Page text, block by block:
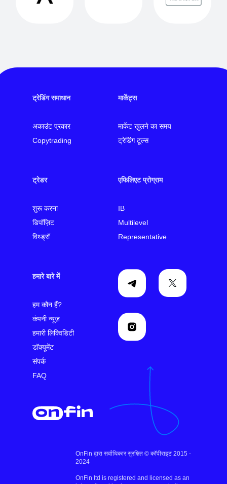
ट्रेडिंग समाधान
अकाउंट प्रकार
Copytrading
मार्केट्स
मार्केट खुलने का समय
ट्रेडिंग टूल्स
ट्रेडर
शुरू करना
डिपॉज़िट
विथ्ड्रॉ
एफिलिएट प्रोग्राम
IB
Multilevel
Representative
हमारे बारे में
हम कौन हैं?
कंपनी न्यूज़
हमारी लिक्विडिटी
डॉक्यूमेंट
संपर्क
FAQ
OnFin द्वारा सर्वाधिकार सुरक्षित © कॉपीराइट 2015 -
2024
OnFin ltd is registered and licensed as an